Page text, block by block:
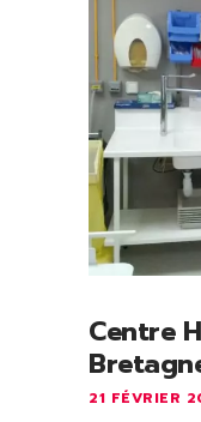
Centre
21 FÉVRIER